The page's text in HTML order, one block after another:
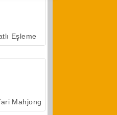
Eşleme
Mahjong